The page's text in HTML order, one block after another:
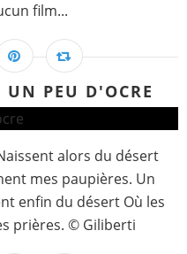
film...
PEU D'OCRE
alors du désert
mes paupières. Un
enfin du désert Où les
prières. © Giliberti